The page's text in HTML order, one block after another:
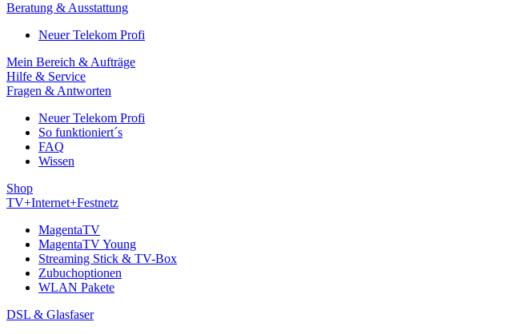
Beratung & Ausstattung
Neuer Telekom Profi
Mein Bereich & Aufträge
Hilfe & Service
Fragen & Antworten
Neuer Telekom Profi
So funktioniert´s
FAQ
Wissen
Shop
TV+Internet+Festnetz
MagentaTV
MagentaTV Young
Streaming Stick & TV-Box
Zubuchoptionen
WLAN Pakete
DSL & Glasfaser